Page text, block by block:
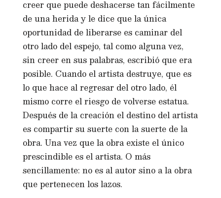
creer que puede deshacerse tan fácilmente
de una herida y le dice que la única
oportunidad de liberarse es caminar del
otro lado del espejo, tal como alguna vez,
sin creer en sus palabras, escribió que era
posible. Cuando el artista destruye, que es
lo que hace al regresar del otro lado, él
mismo corre el riesgo de volverse estatua.
Después de la creación el destino del artista
es compartir su suerte con la suerte de la
obra. Una vez que la obra existe el único
prescindible es el artista. O más
sencillamente: no es al autor sino a la obra
que pertenecen los lazos.